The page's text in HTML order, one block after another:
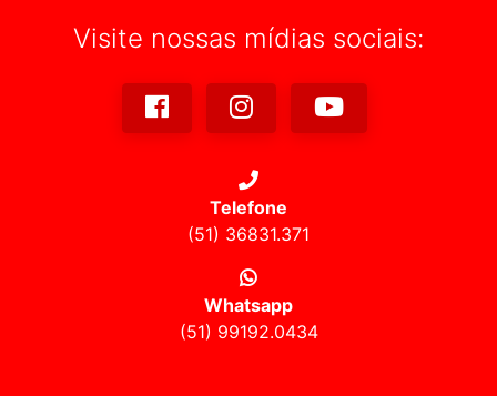
Visite nossas mídias sociais:
Telefone
(51) 36831.371
Whatsapp
(51) 99192.0434